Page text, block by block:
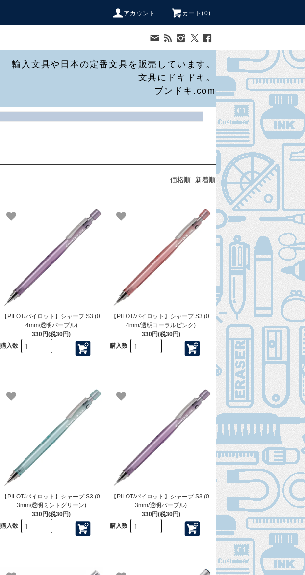
アカウント カート(0)
輸入文具や日本の定番文具を販売しています。
文具にドキドキ。
ブンドキ.com
価格順 新着順
【PILOT/パイロット】シャープ S3 (0.
4mm/透明パープル)
330円(税30円)
購入数
【PILOT/パイロット】シャープ S3 (0.
4mm/透明コーラルピンク)
330円(税30円)
購入数
【PILOT/パイロット】シャープ S3 (0.
3mm/透明ミントグリーン)
330円(税30円)
購入数
【PILOT/パイロット】シャープ S3 (0.
3mm/透明パープル)
330円(税30円)
購入数